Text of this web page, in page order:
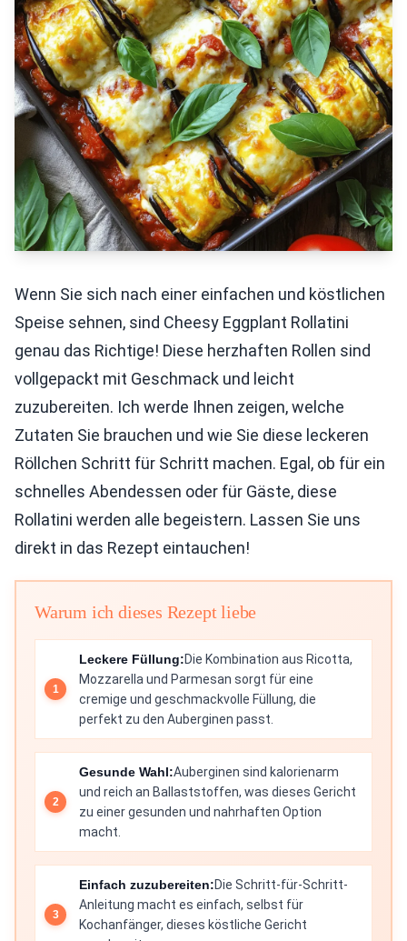
Wenn Sie sich nach einer einfachen und köstlichen
Speise sehnen, sind Cheesy Eggplant Rollatini
genau das Richtige! Diese herzhaften Rollen sind
vollgepackt mit Geschmack und leicht
zuzubereiten. Ich werde Ihnen zeigen, welche
Zutaten Sie brauchen und wie Sie diese leckeren
Röllchen Schritt für Schritt machen. Egal, ob für ein
schnelles Abendessen oder für Gäste, diese
Rollatini werden alle begeistern. Lassen Sie uns
direkt in das Rezept eintauchen!
Warum ich dieses Rezept liebe
Leckere Füllung:Die Kombination aus Ricotta,
Mozzarella und Parmesan sorgt für eine
cremige und geschmackvolle Füllung, die
perfekt zu den Auberginen passt.
Gesunde Wahl:Auberginen sind kalorienarm
und reich an Ballaststoffen, was dieses Gericht
zu einer gesunden und nahrhaften Option
macht.
Einfach zuzubereiten:Die Schritt-für-Schritt-
Anleitung macht es einfach, selbst für
Kochanfänger, dieses köstliche Gericht